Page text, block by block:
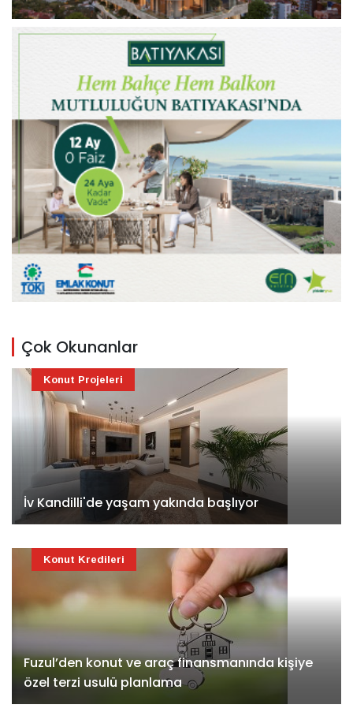
Çok Okunanlar
İv Kandilli'de yaşam yakında başlıyor
Konut Projeleri
Fuzul’den konut ve araç finansmanında kişiye
özel terzi usulü planlama
Konut Kredileri